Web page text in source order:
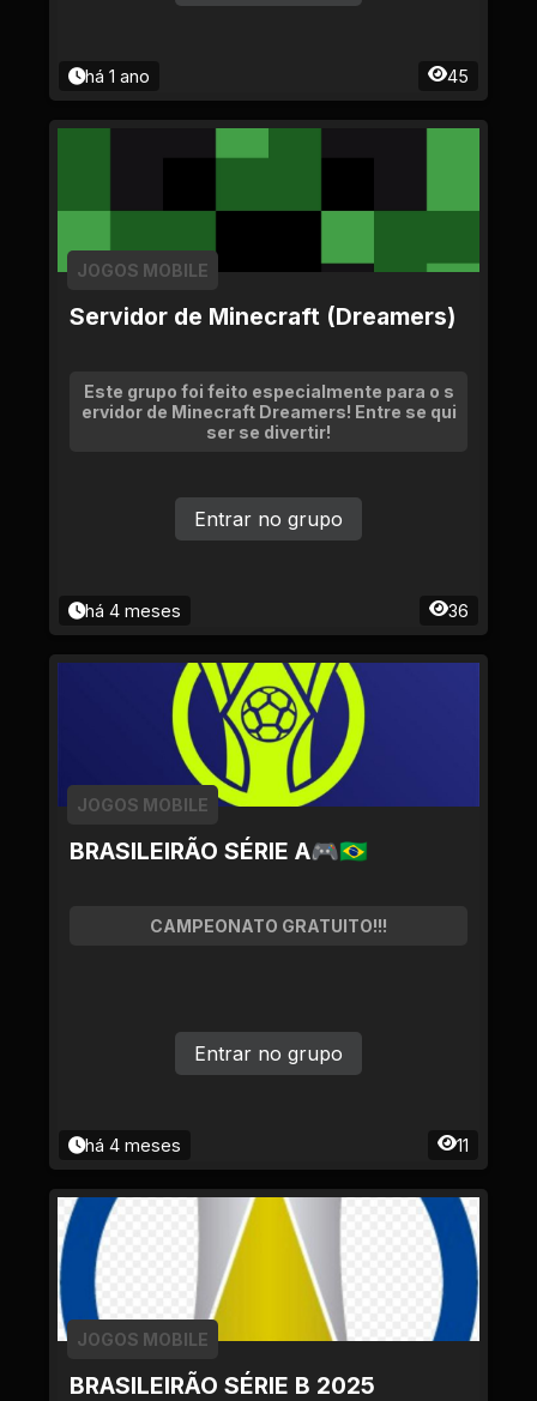
há 1 ano 45
Servidor de Minecraft (Dreamers)
JOGOS MOBILE
Este grupo foi feito especialmente para o s
ervidor de Minecraft Dreamers! Entre se qui
ser se divertir!
há 4 meses 36
Entrar no grupo
BRASILEIRÃO SÉRIE A🎮🇧🇷
JOGOS MOBILE
CAMPEONATO GRATUITO!!!
há 4 meses 11
Entrar no grupo
BRASILEIRÃO SÉRIE B 2025
JOGOS MOBILE